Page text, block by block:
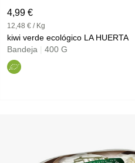
4,99 €
12,48 € / Kg
kiwi verde ecológico LA HUERTA
Bandeja
400 G